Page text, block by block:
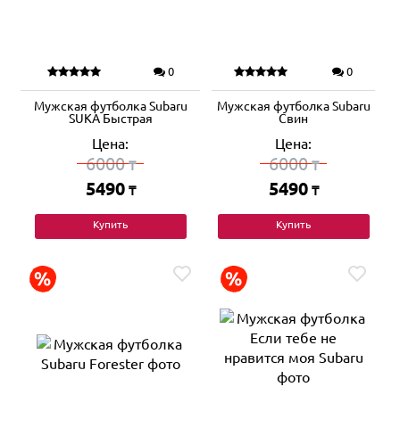
0
Мужская футболка Subaru
SUKA Быстрая
Цена:
6000₸
5490 ₸
Купить
0
Мужская футболка Subaru
Свин
Цена:
6000₸
5490 ₸
Купить